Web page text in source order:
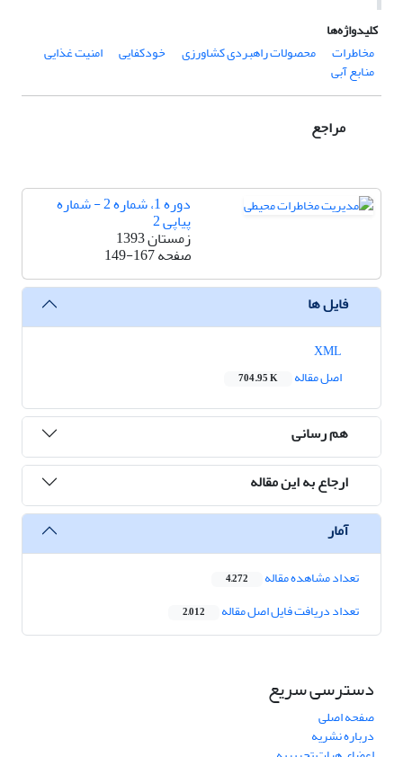
کلیدواژه‌ها
مخاطرات
محصولات راهبردی کشاورزی خودکفایی امنیت غذایی
منابع آبی
مراجع
دوره 1، شماره 2 - شماره
پیاپی 2
زمستان 1393
صفحه149-167
فایل ها
اصل مقاله
704.95 K
هم رسانی
ارجاع به این مقاله
آمار
تعداد مشاهده مقاله 4,272
تعداد دریافت فایل اصل مقاله 2,012
دسترسی سریع
صفحه اصلی
درباره نشریه